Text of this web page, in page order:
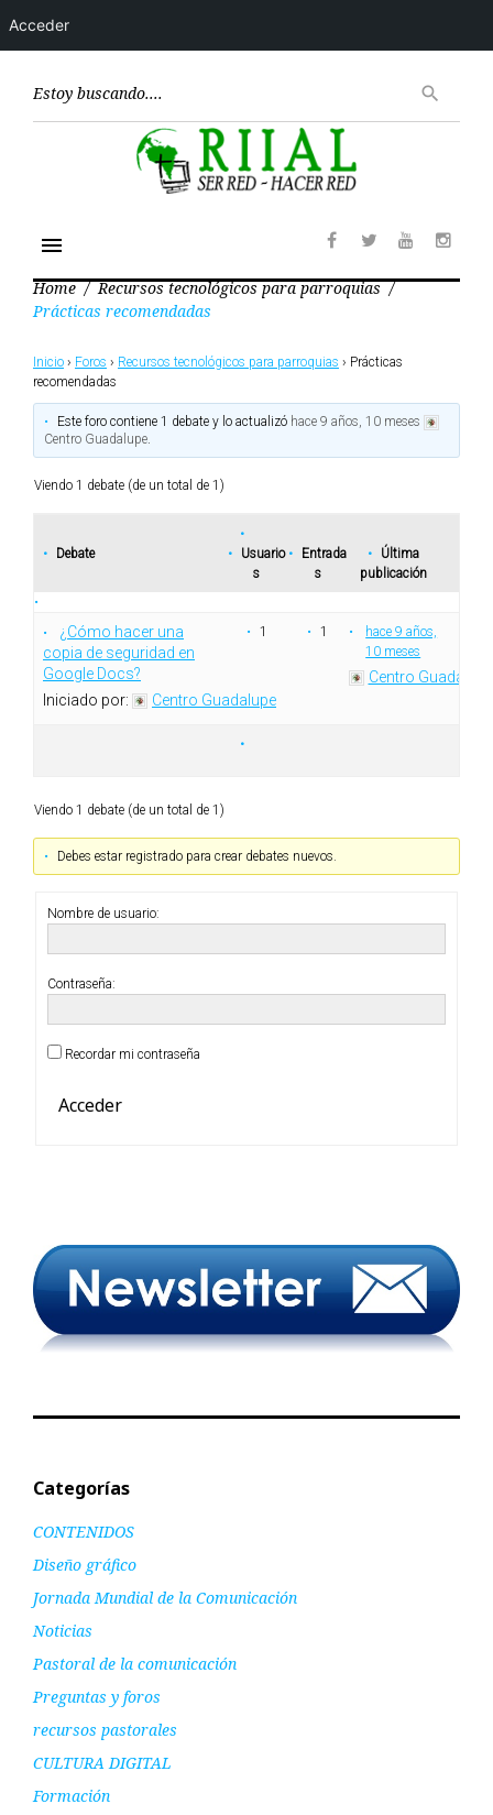
search
menu
Home / Recursos tecnológicos para parroquias /
Prácticas recomendadas
Prácticas
recomendadas
Inicio › Foros › Recursos tecnológicos para parroquias › Prácticas
recomendadas
Este foro contiene 1 debate y lo actualizó hace 9 años, 10 meses
Centro Guadalupe.
Viendo 1 debate (de un total de 1)
Debate
Usuario
s
Entrada
s
Última
publicación
¿Cómo hacer una
copia de seguridad en
Google Docs?
Iniciado por:
Centro Guadalupe
1 1
hace 9 años,
10 meses
Centro Guadalupe
Viendo 1 debate (de un total de 1)
Debes estar registrado para crear debates nuevos.
Nombre de usuario:
Contraseña:
Recordar mi contraseña
Acceder
Categorías
CONTENIDOS
Diseño gráfico
Jornada Mundial de la Comunicación
Noticias
Pastoral de la comunicación
Preguntas y foros
recursos pastorales
CULTURA DIGITAL
Formación
Acceder